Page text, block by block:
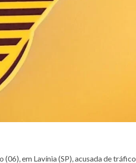
em Lavínia (SP), acusada de tráfico